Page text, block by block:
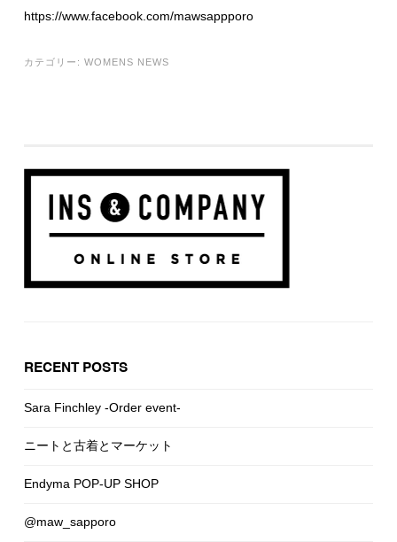
https://www.facebook.com/mawsappporo
カテゴリー: WOMENS NEWS
RECENT POSTS
Sara Finchley -Order event-
ニートと古着とマーケット
Endyma POP-UP SHOP
@maw_sapporo